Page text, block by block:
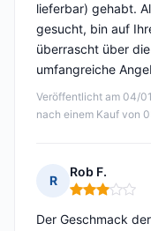
Veröffentlicht am 04/
nach einem Kauf von
lieferbar) gehabt.
gesucht, bin auf
überrascht über
umfangreiche
R
Rob F.
Hinweis: 3
Der Geschmack